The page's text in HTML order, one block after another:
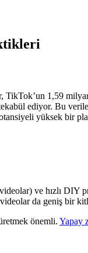
TikTok’un 1,59
ediyor. Bu
yüksek bir
ve hızlı DIY
da geniş bir
önemli. Yapay